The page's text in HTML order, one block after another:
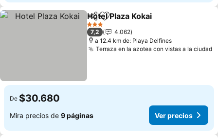
CompartirAgregar a favoritos
Hotel Plaza Kokai
3 Estrellas
7,2
4.062
a 12.4 km de: Playa Delfines
Terraza en la azotea con vistas a la ciudad
De $30.680
Mira precios de 9 páginas Ver precios